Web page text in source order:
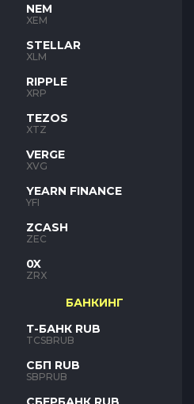
NEM
XEM
STELLAR
XLM
RIPPLE
XRP
TEZOS
XTZ
VERGE
XVG
YEARN FINANCE
YFI
ZCASH
ZEC
0X
ZRX
БАНКИНГ
Т-БАНК RUB
TCSBRUB
СБП RUB
SBPRUB